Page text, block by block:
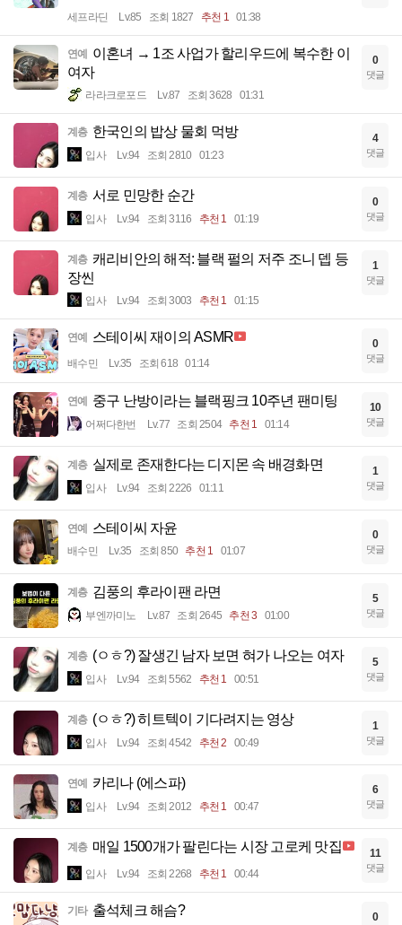
세프라딘 Lv.85 조회 1827 추천 1 01:38
연예
이혼녀 → 1조 사업가 할리우드에 복수한 이
여자
라라크로포드 Lv.87 조회 3628 01:31
0
댓글
계층 한국인의 밥상 물회 먹방
입사 Lv.94 조회 2810 01:23
4
댓글
계층 서로 민망한 순간
입사 Lv.94 조회 3116 추천 1 01:19
0
댓글
계층 캐리비안의 해적: 블랙 펄의 저주 조니 뎁 등
장씬
입사 Lv.94 조회 3003 추천 1 01:15
1
댓글
연예 스테이씨 재이의 ASMR
배수민 Lv.35 조회 618 01:14
0
댓글
연예 중구 난방이라는 블랙핑크 10주년 팬미팅
어쩌다한번 Lv.77 조회 2504 추천 1 01:14
10
댓글
계층 실제로 존재한다는 디지몬 속 배경화면
입사 Lv.94 조회 2226 01:11
1
댓글
연예 스테이씨 자윤
배수민 Lv.35 조회 850 추천 1 01:07
0
댓글
계층 김풍의 후라이팬 라면
부엔까미노 Lv.87 조회 2645 추천 3 01:00
5
댓글
계층 (ㅇㅎ?) 잘생긴 남자 보면 혀가 나오는 여자
입사 Lv.94 조회 5562 추천 1 00:51
5
댓글
계층 (ㅇㅎ?) 히트텍이 기다려지는 영상
입사 Lv.94 조회 4542 추천 2 00:49
1
댓글
연예 카리나 (에스파)
입사 Lv.94 조회 2012 추천 1 00:47
6
댓글
계층 매일 1500개가 팔린다는 시장 고로케 맛집
입사 Lv.94 조회 2268 추천 1 00:44
11
댓글
기타 출석체크 해슴? 0